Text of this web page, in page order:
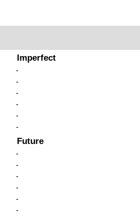
Imperfect
-
-
-
-
-
-
Future
-
-
-
-
-
-